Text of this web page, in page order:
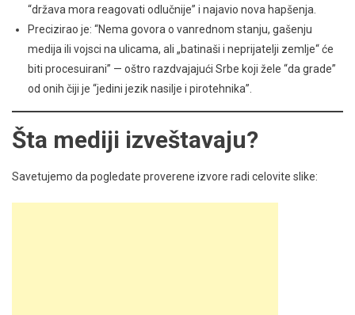
“država mora reagovati odlučnije” i najavio nova hapšenja.
Precizirao je: “Nema govora o vanrednom stanju, gašenju
medija ili vojsci na ulicama, ali „batinaši i neprijatelji zemlje“ će
biti procesuirani” — oštro razdvajajući Srbe koji žele “da grade”
od onih čiji je “jedini jezik nasilje i pirotehnika”.
Šta mediji izveštavaju?
Savetujemo da pogledate proverene izvore radi celovite slike: